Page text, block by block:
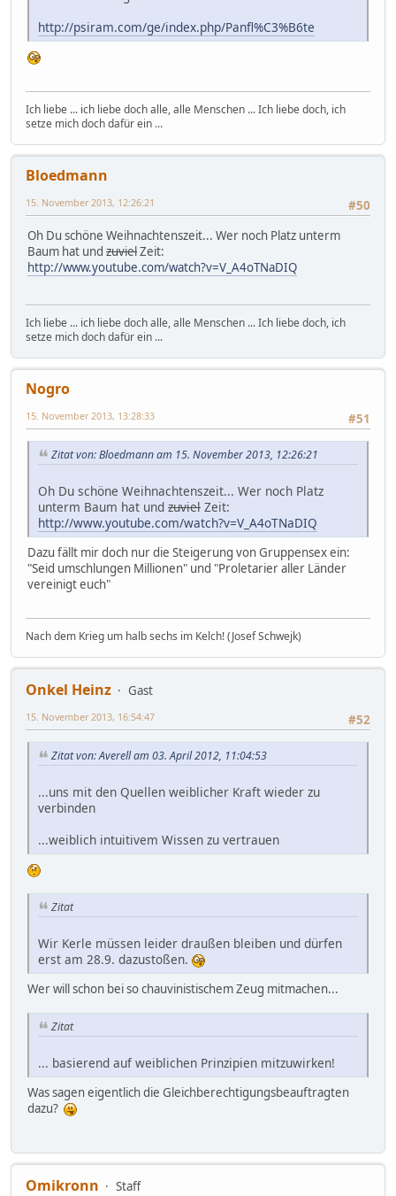
http://psiram.com/ge/index.php/Panfl%C3%B6te
Ich liebe ... ich liebe doch alle, alle Menschen ... Ich liebe doch, ich
setze mich doch dafür ein ...
Bloedmann
#50
15. November 2013, 12:26:21
Oh Du schöne Weihnachtenszeit... Wer noch Platz unterm
Baum hat und zuvielZeit:
http://www.youtube.com/watch?v=V_A4oTNaDIQ
Ich liebe ... ich liebe doch alle, alle Menschen ... Ich liebe doch, ich
setze mich doch dafür ein ...
Nogro
#51
15. November 2013, 13:28:33
Zitat von: Bloedmann am 15. November 2013, 12:26:21
Oh Du schöne Weihnachtenszeit... Wer noch Platz
unterm Baum hat und zuviel Zeit:
http://www.youtube.com/watch?v=V_A4oTNaDIQ
Dazu fällt mir doch nur die Steigerung von Gruppensex ein:
"Seid umschlungen Millionen" und "Proletarier aller Länder
vereinigt euch"
Nach dem Krieg um halb sechs im Kelch! (Josef Schwejk)
Onkel Heinz
Gast
#52
15. November 2013, 16:54:47
Zitat von: Averell am 03. April 2012, 11:04:53
...uns mit den Quellen weiblicher Kraft wieder zu
verbinden
...weiblich intuitivem Wissen zu vertrauen
Zitat
Wir Kerle müssen leider draußen bleiben und dürfen
erst am 28.9. dazustoßen.
Wer will schon bei so chauvinistischem Zeug mitmachen...
Zitat
... basierend auf weiblichen Prinzipien mitzuwirken!
Was sagen eigentlich die Gleichberechtigungsbeauftragten
dazu?
Omikronn
Staff